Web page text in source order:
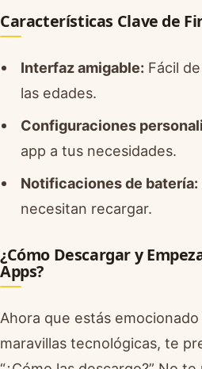
Características Clave de
Interfaz amigable: Fácil
las edades.
Configuraciones
app a tus necesidades.
Notificaciones de batería:
necesitan recargar.
¿Cómo Descargar y
Apps?
Ahora que estás
maravillas tecnológicas, te